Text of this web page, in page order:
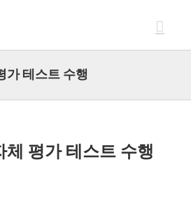
가 테스트 수행
체 평가 테스트 수행